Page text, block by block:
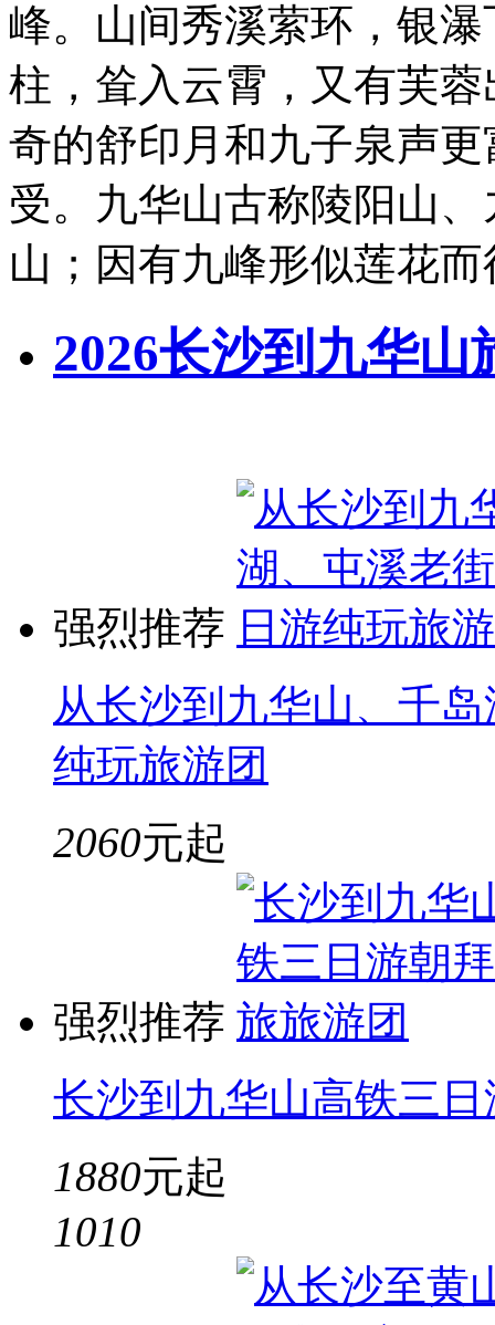
峰。山间秀溪萦环，银
柱，耸入云霄，又有芙
奇的舒印月和九子泉声
受。九华山古称陵阳山
山；因有九峰形似莲花
2026长沙到九华山
强烈推荐
从长沙到九华山、千
纯玩旅游团
2060元起
强烈推荐
长沙到九华山高铁三
1880元起
1010